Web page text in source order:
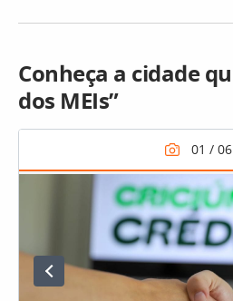
Conheça a cidade
dos MEIs”